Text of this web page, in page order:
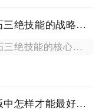
二战风云顽石三绝技能的战略价值如何体现
二战风云顽石三绝技能的核心战略价值集中体现在城池防御壁垒构建...
三国志战略版中怎样才能最好地选择李儒兵书